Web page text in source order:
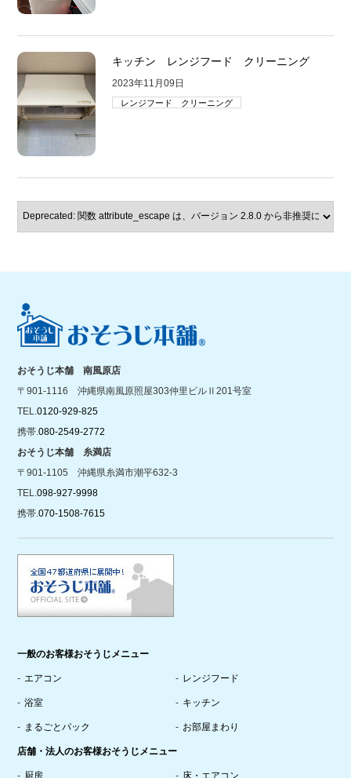
キッチン レンジフード クリーニング
2023年11月09日
レンジフード クリーニング
おそうじ本舗 南風原店
〒901-1116 沖縄県南風原照屋303仲里ビルⅡ201号室
TEL.0120-929-825
携帯.080-2549-2772
おそうじ本舗 糸満店
〒901-1105 沖縄県糸満市潮平632-3
TEL.098-927-9998
携帯.070-1508-7615
一般のお客様おそうじメニュー
エアコン レンジフード
浴室 キッチン
まるごとパック お部屋まわり
店舗・法人のお客様おそうじメニュー
厨房 床・エアコン